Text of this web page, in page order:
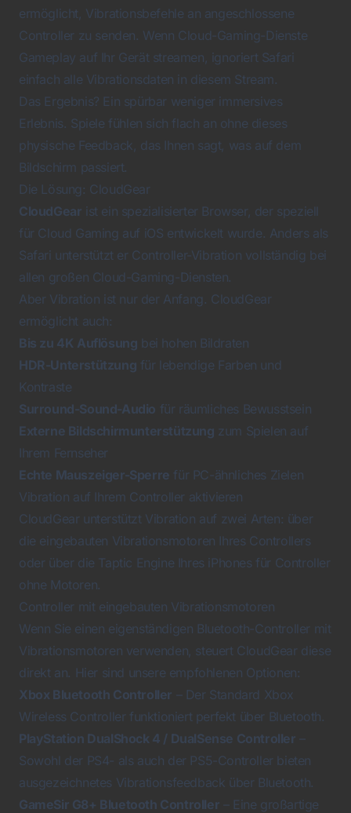
ermöglicht, Vibrationsbefehle an angeschlossene
Controller zu senden. Wenn Cloud-Gaming-Dienste
Gameplay auf Ihr Gerät streamen, ignoriert Safari
einfach alle Vibrationsdaten in diesem Stream.
Das Ergebnis? Ein spürbar weniger immersives
Erlebnis. Spiele fühlen sich flach an ohne dieses
physische Feedback, das Ihnen sagt, was auf dem
Bildschirm passiert.
Die Lösung: CloudGear
CloudGear ist ein spezialisierter Browser, der speziell
für Cloud Gaming auf iOS entwickelt wurde. Anders als
Safari unterstützt er Controller-Vibration vollständig bei
allen großen Cloud-Gaming-Diensten.
Aber Vibration ist nur der Anfang. CloudGear
ermöglicht auch:
Bis zu 4K Auflösung bei hohen Bildraten
HDR-Unterstützung für lebendige Farben und
Kontraste
Surround-Sound-Audio für räumliches Bewusstsein
Externe Bildschirmunterstützung zum Spielen auf
Ihrem Fernseher
Echte Mauszeiger-Sperre für PC-ähnliches Zielen
Vibration auf Ihrem Controller aktivieren
CloudGear unterstützt Vibration auf zwei Arten: über
die eingebauten Vibrationsmotoren Ihres Controllers
oder über die Taptic Engine Ihres iPhones für Controller
ohne Motoren.
Controller mit eingebauten Vibrationsmotoren
Wenn Sie einen eigenständigen Bluetooth-Controller mit
Vibrationsmotoren verwenden, steuert CloudGear diese
direkt an. Hier sind unsere empfohlenen Optionen:
Xbox Bluetooth Controller – Der Standard Xbox
Wireless Controller funktioniert perfekt über Bluetooth.
PlayStation DualShock 4 / DualSense Controller
Sowohl der PS4- als auch der PS5-Controller bieten
ausgezeichnetes Vibrationsfeedback über Bluetooth.
GameSir G8+ Bluetooth Controller – Eine großartige